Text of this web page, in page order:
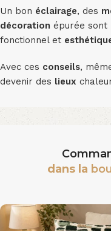
Un bon éclairage, des
décoration épurée sont
fonctionnel et
Avec ces conseils,
devenir des lieux
dans la